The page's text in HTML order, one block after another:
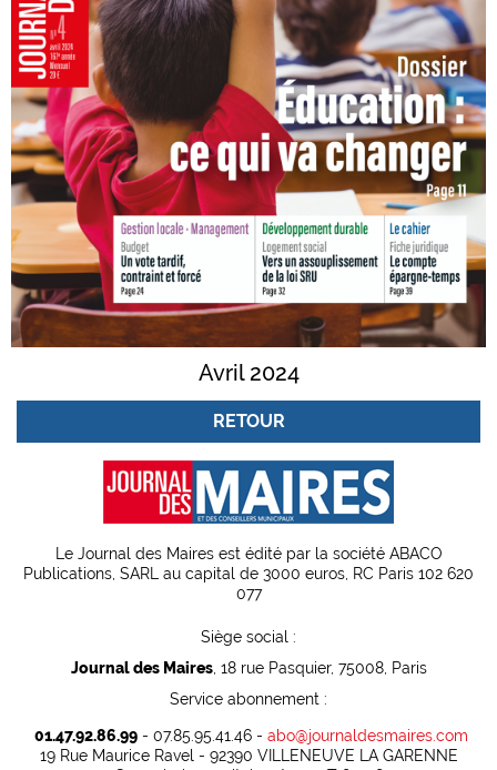
Avril 2024
RETOUR
Le Journal des Maires est édité par la société ABACO
Publications, SARL au capital de 3000 euros, RC Paris 102 620
077
Siège social :
Journal des Maires, 18 rue Pasquier, 75008, Paris
Service abonnement :
01.47.92.86.99- 07.85.95.41.46 - abo@journaldesmaires.com
19 Rue Maurice Ravel - 92390 VILLENEUVE LA GARENNE